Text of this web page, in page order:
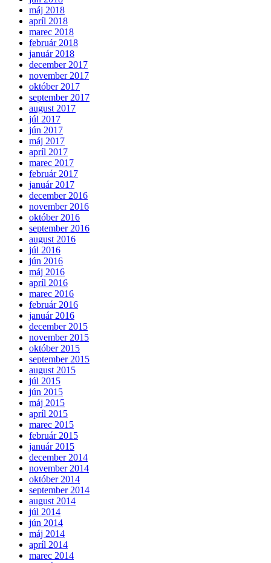
máj 2018
apríl 2018
marec 2018
február 2018
január 2018
december 2017
november 2017
október 2017
september 2017
august 2017
júl 2017
jún 2017
máj 2017
apríl 2017
marec 2017
február 2017
január 2017
december 2016
november 2016
október 2016
september 2016
august 2016
júl 2016
jún 2016
máj 2016
apríl 2016
marec 2016
február 2016
január 2016
december 2015
november 2015
október 2015
september 2015
august 2015
júl 2015
jún 2015
máj 2015
apríl 2015
marec 2015
február 2015
január 2015
december 2014
november 2014
október 2014
september 2014
august 2014
júl 2014
jún 2014
máj 2014
apríl 2014
marec 2014